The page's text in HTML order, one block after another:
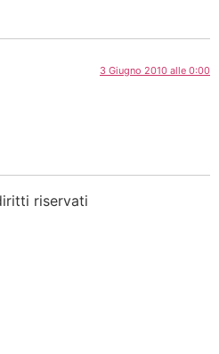
3 Giugno 2010 alle 0:00
riservati